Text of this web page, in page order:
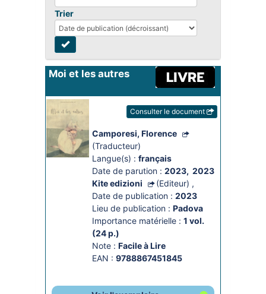
Trier
Moi et les autres
Consulter le document
Camporesi, Florence
(Traducteur)
Langue(s) : français
Date de parution : 2023, 2023
Kite edizioni
(Editeur) ,
Date de publication : 2023
Lieu de publication : Padova
Importance matérielle : 1 vol.
(24 p.)
Note : Facile à Lire
EAN : 9788867451845